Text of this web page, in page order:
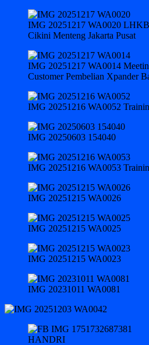
IMG 20251217 WA0020
Cikini Menteng Jakarta Pusat
IMG 20251217 WA0014
Customer Pembelian Xpander
IMG 20251216 WA0052
IMG 20250603 154040
IMG 20251216 WA0053
IMG 20251215 WA0026
IMG 20251215 WA0025
IMG 20251215 WA0023
IMG 20231011 WA0081
HANDRI